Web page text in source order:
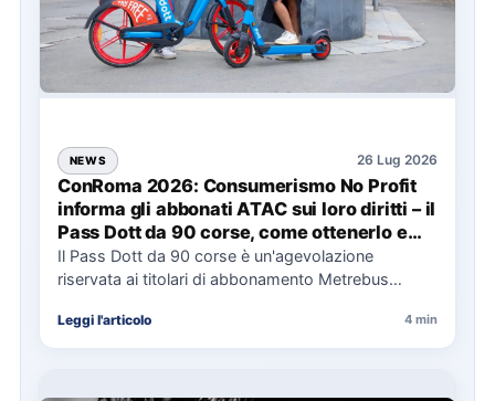
NEWS 26 Lug 2026
ConRoma 2026: Consumerismo No Profit
informa gli abbonati ATAC sui loro diritti – il
Pass Dott da 90 corse, come ottenerlo e
cosa spetta in caso di disservizi
Il Pass Dott da 90 corse è un'agevolazione
riservata ai titolari di abbonamento Metrebus
Leggi l'articolo 4 min